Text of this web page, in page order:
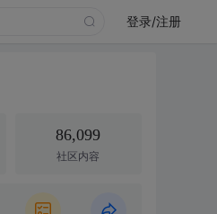
登录/注册
86,099
社区内容